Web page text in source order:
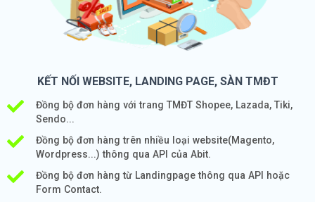
KẾT NỐI WEBSITE, LANDING PAGE, SÀN TMĐT
Đồng bộ đơn hàng với trang TMĐT Shopee, Lazada, Tiki,
Sendo...
Đồng bộ đơn hàng trên nhiều loại website(Magento,
Wordpress...) thông qua API của Abit.
Đồng bộ đơn hàng từ Landingpage thông qua API hoặc
Form Contact.